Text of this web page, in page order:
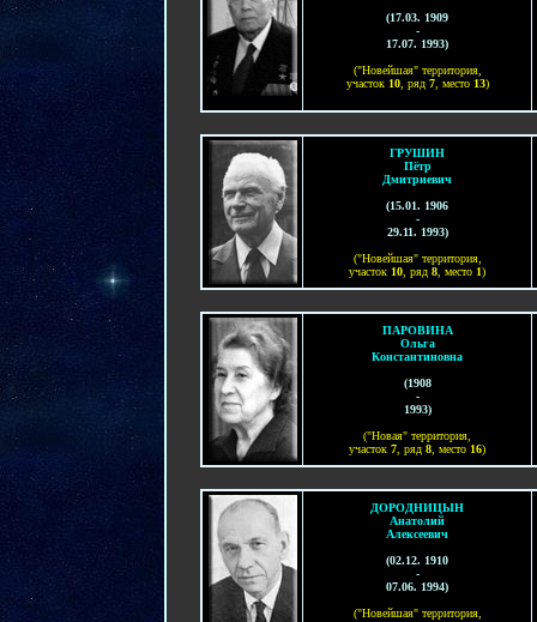
(17.03. 1909
-
17.07. 1993)
("Новейшая" территория,
участок 10, ряд 7, место 13)
ГРУШИН
Пётр
Дмитриевич
(15.01. 1906
-
29.11. 1993)
("Новейшая" территория,
участок 10, ряд 8, место 1)
ПАРОВИНА
Ольга
Константиновна
(1908
-
1993)
("Новая" территория,
участок 7, ряд 8, место 16)
ДОРОДНИЦЫН
Анатолий
Алексеевич
(02.12. 1910
-
07.06. 1994)
("Новейшая" территория,